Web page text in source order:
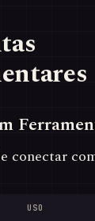
conectar
USO